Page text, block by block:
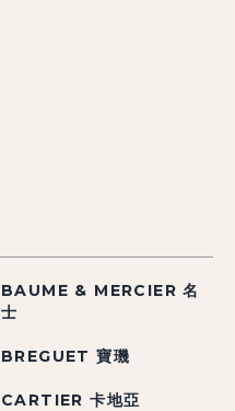
BAUME & MERCIER 名
士
BREGUET 寶璣
CARTIER 卡地亞